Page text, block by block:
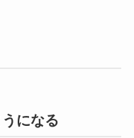
になる